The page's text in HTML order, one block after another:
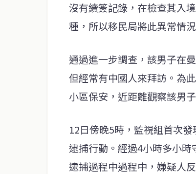
沒有續簽記錄，在檢查其入
種，所以移民局將此異常情
通過進一步調查，該男子在
但經常有中國人來拜訪。為
小區保安，近距離觀察該男
12日傍晚5時，監視組首次
逮捕行動。經過4小時多小
逮捕過程中過程中，嫌疑人